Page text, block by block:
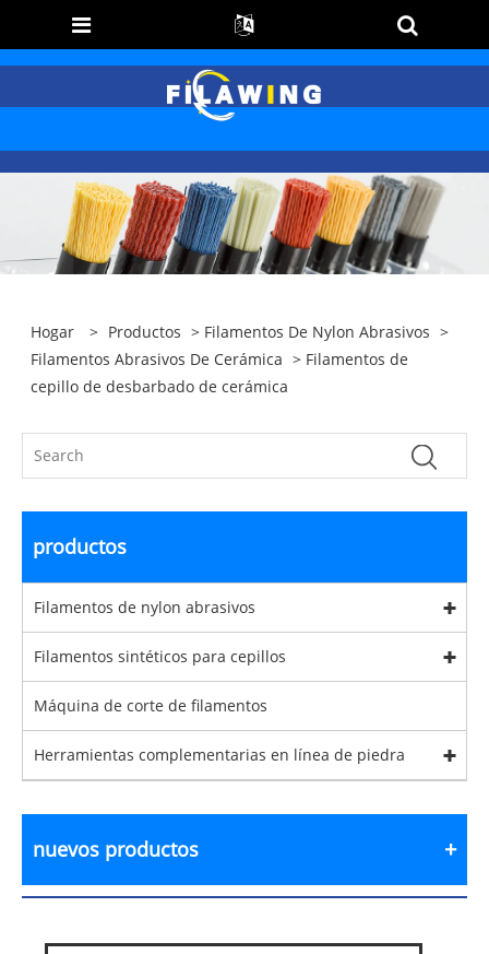
Hogar > Productos > Filamentos De Nylon Abrasivos >
Filamentos Abrasivos De Cerámica > Filamentos de
cepillo de desbarbado de cerámica
productos
Filamentos de nylon abrasivos
Filamentos sintéticos para cepillos
Máquina de corte de filamentos
Herramientas complementarias en línea de piedra
nuevos productos